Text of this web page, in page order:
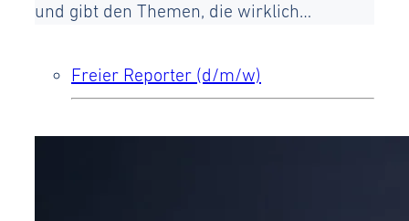
und gibt den Themen, die wirklich…
Freier Reporter (d/m/w)